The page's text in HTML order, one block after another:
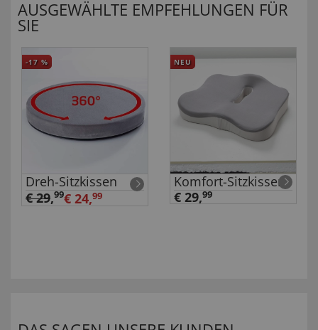
AUSGEWÄHLTE EMPFEHLUNGEN FÜR
SIE
-17 %
Dreh-Sitzkissen
€ 29,99€ 24,99
NEU
Komfort-Sitzkissen
€ 29,99